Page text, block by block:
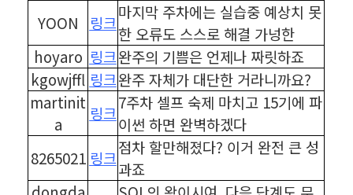
YOON
링크
마지막 주차에는 실습중 예상치 못
한 오류도 스스로 해결 가넝한
hoyaro 링크완주의 기쁨은 언제나 짜릿하죠
kgowjffl 링크완주 자체가 대단한 거라니까요?
martinit
a
링크
7주차 셀프 숙제 마치고 15기에 파
이썬 하면 완벽하겠다
8265021 링크
점차 할만해졌다? 이거 완전 큰 성
과죠